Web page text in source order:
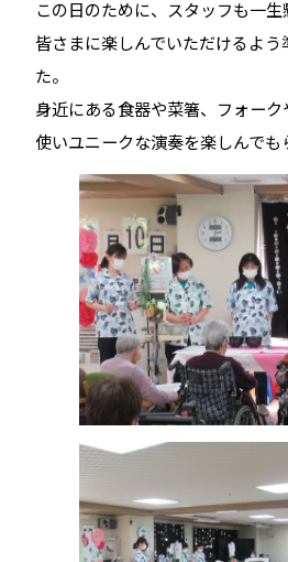
この日のために、スタッフも一生
皆さまに楽しんでいただけるよ
た。
身近にある食器や菜箸、フォー
使いユニークな演奏を楽しんでも